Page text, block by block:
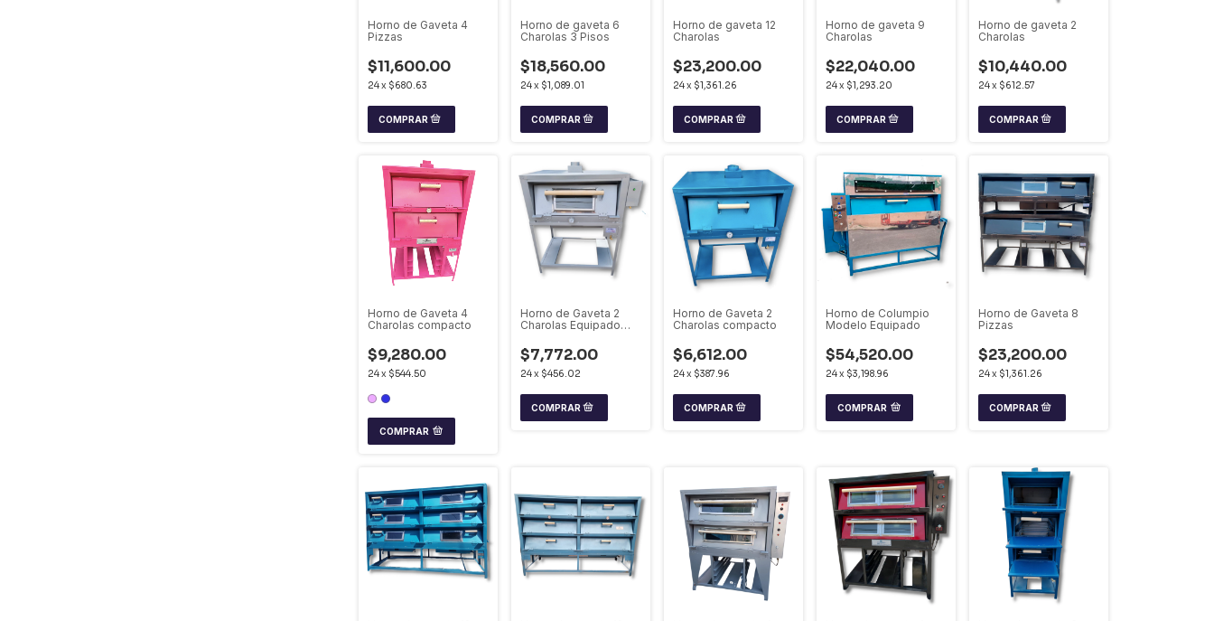
Horno de Gaveta 4
Pizzas
$11,600.00
24x $680.63
Horno de gaveta 6
Charolas 3 Pisos
$18,560.00
24x $1,089.01
Horno de gaveta 12
Charolas
$23,200.00
24x $1,361.26
Horno de gaveta 9
Charolas
$22,040.00
24x $1,293.20
Horno de gaveta 2
Charolas
$10,440.00
24x $612.57
Horno de Gaveta 4
Charolas compacto
$9,280.00
24x $544.50
COMPRAR
Horno de Gaveta 2
Charolas Equipado
$7,772.00
24x $456.02
Horno de Gaveta 2
Charolas compacto
$6,612.00
24x $387.96
Horno de Columpio
Modelo Equipado
$54,520.00
24x $3,198.96
COMPRAR
Horno de Gaveta 8
Pizzas
$23,200.00
24x $1,361.26